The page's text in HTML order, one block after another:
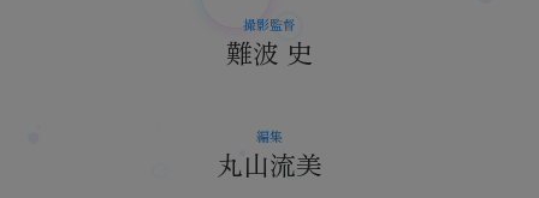
撮影監督
難波 史
編集
丸山流美